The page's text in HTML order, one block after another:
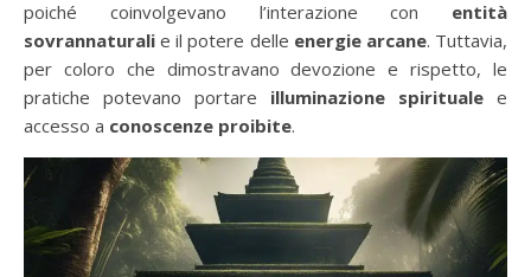
poiché coinvolgevano l’interazione con entità
sovrannaturali e il potere delle energie arcane. Tuttavia,
per coloro che dimostravano devozione e rispetto, le
pratiche potevano portare illuminazione spirituale e
accesso a conoscenze proibite.